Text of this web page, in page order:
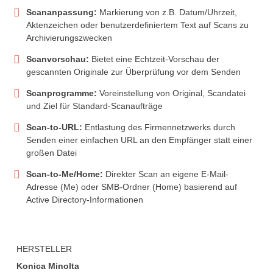
Scananpassung: Markierung von z.B. Datum/Uhrzeit,
Aktenzeichen oder benutzerdefiniertem Text auf Scans zu
Archivierungszwecken
Scanvorschau: Bietet eine Echtzeit-Vorschau der
gescannten Originale zur Überprüfung vor dem Senden
Scanprogramme:Voreinstellung von Original, Scandatei
und Ziel für Standard-Scanaufträge
Scan-to-URL: Entlastung des Firmennetzwerks durch
Senden einer einfachen URL an den Empfänger statt einer
großen Datei
Scan-to-Me/Home: Direkter Scan an eigene E-Mail-
Adresse (Me) oder SMB-Ordner (Home) basierend auf
Active Directory-Informationen
HERSTELLER
Konica Minolta